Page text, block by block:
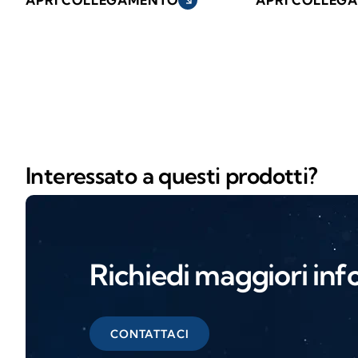
Interessato a questi prodotti?
Richiedi maggiori
CONTATTACI